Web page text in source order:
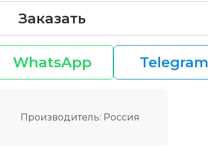
Заказать
WhatsApp Telegram
Производитель: Россия